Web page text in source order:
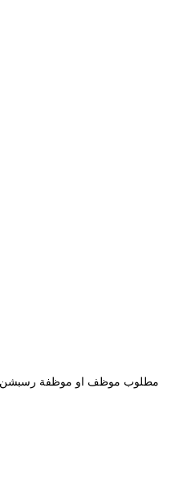
مطلوب موظف او موظفة رسبشن